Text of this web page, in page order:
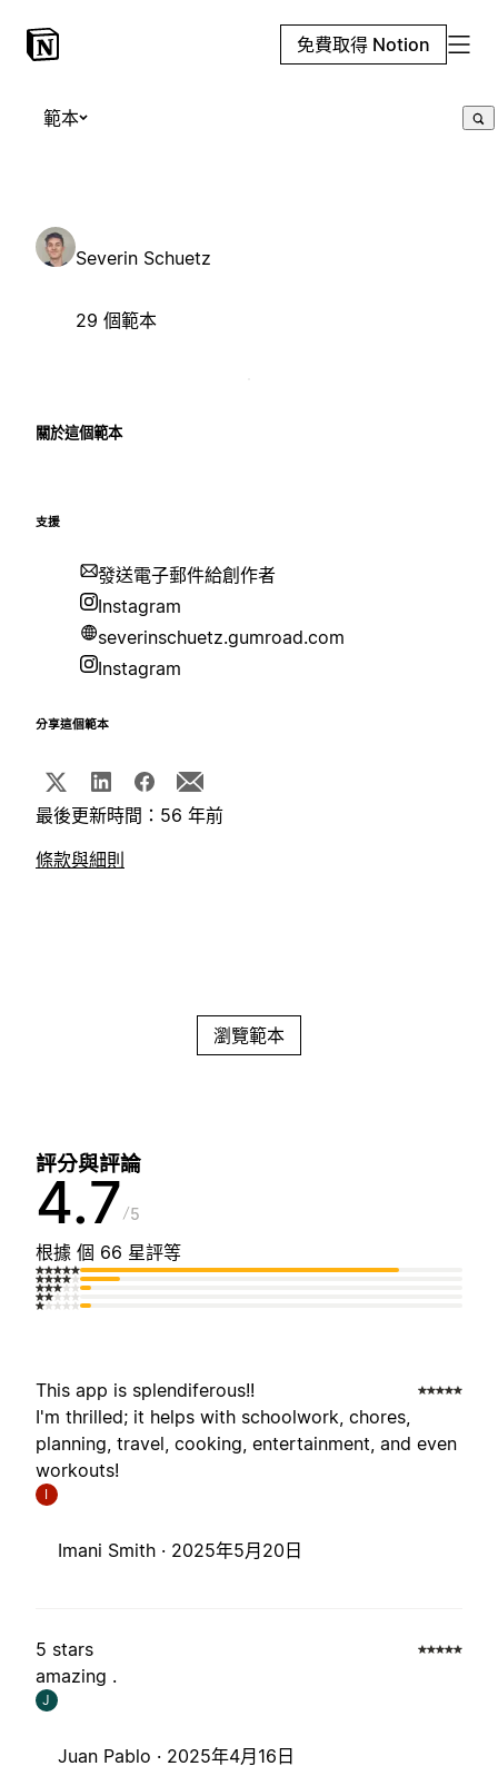
免費取得 Notion
範本
Severin Schuetz
29 個範本
關於這個範本
支援
發送電子郵件給創作者
Instagram
severinschuetz.gumroad.com
Instagram
分享這個範本
最後更新時間：56 年前
條款與細則
瀏覽範本
評分與評論
4.7 5
根據 個 66 星評等
This app is splendiferous!!
I'm thrilled; it helps with schoolwork, chores,
planning, travel, cooking, entertainment, and even
workouts!
I
Imani Smith · 2025年5月20日
5 stars
amazing .
J
Juan Pablo · 2025年4月16日